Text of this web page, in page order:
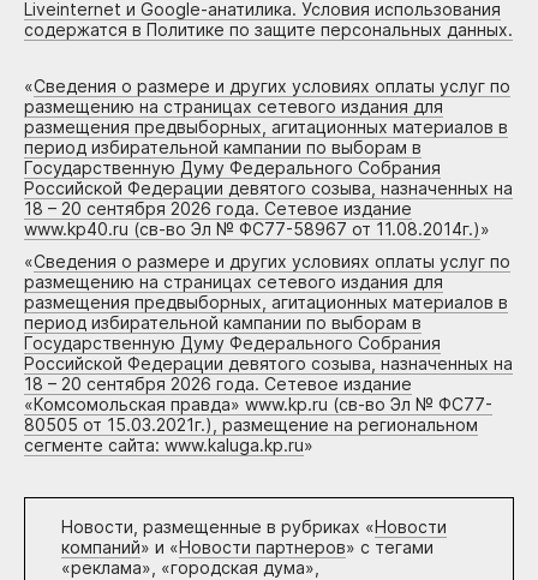
Liveinternet и Google-анатилика. Условия использования
содержатся в Политике по защите персональных данных.
«Сведения о размере и других условиях оплаты услуг по
размещению на страницах сетевого издания для
размещения предвыборных, агитационных материалов в
период избирательной кампании по выборам в
Государственную Думу Федерального Собрания
Российской Федерации девятого созыва, назначенных на
18 – 20 сентября 2026 года. Сетевое издание
www.kp40.ru (св-во Эл № ФС77-58967 от 11.08.2014г.)»
«Сведения о размере и других условиях оплаты услуг по
размещению на страницах сетевого издания для
размещения предвыборных, агитационных материалов в
период избирательной кампании по выборам в
Государственную Думу Федерального Собрания
Российской Федерации девятого созыва, назначенных на
18 – 20 сентября 2026 года. Сетевое издание
«Комсомольская правда» www.kp.ru (св-во Эл № ФС77-
80505 от 15.03.2021г.), размещение на региональном
сегменте сайта: www.kaluga.kp.ru»
Новости, размещенные в рубриках «Новости
компаний» и «Новости партнеров» с тегами
«реклама», «городская дума»,